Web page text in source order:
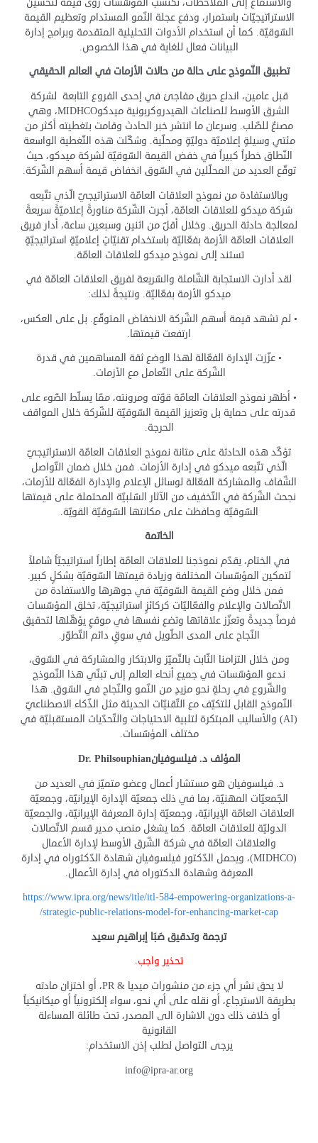
الاستراتيجيّات باستمرار، ودفع عجلة النّمو المستدام وتعظيم القيمة
السّوقيّة. كما أن استخدام الأدوات التحليلية المتقدمة وبرامج إدارة
البيانات فعال للغاية في هذا الخصوص.
تطبيق النّموذج على حالة من حالات الأزمات في العالم الحقيقي
قبل عامين، اندلع حريق مفاجئ في إحدى الفروع التابعة لشركة
الشرق الأوسط للصناعات الهيدروكربونية ميدكوMIDHCO، وهي
مصنعٌ للصّلب. وسرعان ما انتشر خبر الحادث وقامت بتغطيته أكثر من
مئتي وسيلةٍ إعلاميّة دوليّةٍ ومحلّية. وشكّلت هذه التّغطية الواسعة
النّطاق خطراً كبيراً في خفض القيمة السّوقيّة لشركة ميدكو، حيث
توقّع العديد من المحلّلين في السّوق انخفاض قيمة أسهم الشّركة.
وبالاستفادة من نموذج العلاقات العامّة الاستراتيجيّ الّذي تتّبعه
شركة ميدكو للعلاقات العامّة، أجرت الشّركة مناورةً إعلاميّةً سريعةً
لمعالجة حادثة الحريق. وخلال أقلّ من اثنين وسبعين ساعة، أدار فريق
العلاقات العامّة الأزمة بفعّاليّة باستخدام تقنيّاتٍ إعلاميّةٍ استراتيجيّةٍ
تستند إلى نموذج ميدكو للعلاقات العامّة.
لقد أدارت الاستجابة الشّاملة والسّريعة لفريق العلاقات العامّة في
ميدكو الأزمة بفعّاليّة. ونتيجةً لذلك:
• لم تشهد قيمة أسهم الشّركة الانخفاض المتوقّع. بل على العكس،
ارتفعت قيمتها.
• عزّزت الإدارة الفعّالة لهذا الوضع ثقة المساهمين في قدرة
الشّركة على التّعامل مع الأزمات.
• أظهر نموذج العلاقات العامّة قوّته ومرونته، ممّا يسلّط الضّوء على
قدرته على حماية بل وتعزيز القيمة السّوقيّة للشّركة خلال المواقف
الحرجة.
تؤكّد هذه الحادثة على متانة نموذج العلاقات العامّة الاستراتيجيّ
الّذي تتّبعه ميدكو في إدارة الأزمات. فمن خلال ضمان التّواصل
الشّفاف والمشاركة الفعّالة لوسائل الإعلام والإدارة الفعّالة للأزمات،
نجحت الشّركة في التّخفيف من الآثار السّلبيّة المحتملة على قيمتها
السّوقيّة وحافظت على مكانتها السّوقيّة القويّة.
الخاتمة
في الختام، يقدّم نموذجنا للعلاقات العامّة إطاراً استراتيجيّاً شاملاً
لتمكين المؤسّسات المختلفة وزيادة قيمتها السّوقيّة بشكلٍ كبير.
فمن خلال وضع القيمة السّوقيّة في جوهرها والاستفادة من
الاتّصالات والإعلام والفعّاليّات كركائزٍ استراتيجيّة، تخلق المؤسّسات
فرصاً جديدةً وتعزّز علاقاتها وتضع نفسها في موقعٍ يؤهّلها لتحقيق
النّجاح على المدى الطّويل في سوقٍ دائم التّطوّر.
ومن خلال التزامنا الثّابت بالتّميّز والابتكار والمشاركة في السّوق،
ندعو المؤسّسات في جميع أنحاء العالم إلى تبنّي هذا النّموذج
والشّروع في رحلةٍ نحو مزيدٍ من النّمو والنّجاح في السّوق. هذا
النّموذج القابل للتكيّف مع التّقنيّات الحديثة مثل الذّكاء الاصطناعيّ
(AI) والأساليب المبتكرة لتلبية الاحتياجات والتّحدّيات المستقبليّة في
مختلف المؤسّسات.
المؤلف د. فيلسوفيانDr. Philsouphian
د. فيلسوفيان هو مستشار أعمال وعضو متميّز في العديد من
الجّمعيّات المهنيّة، بما في ذلك جمعيّة الإدارة الإيرانيّة، وجمعيّة
العلاقات العامّة الإيرانيّة، وجمعيّة إدارة المعرفة الإيرانيّة، والجمعيّة
الدوليّة للعلاقات العامّة. كما يشغل منصب مدير قسم الاتّصالات
والعلاقات العامّة في شركة الشّرق الأوسط لإدارة الأعمال
(MIDHCO)، ويحمل الدّكتور فيلسوفيان شهادة الدّكتوراه في إدارة
المعرفة وشهادة الدكتوراه في إدارة الأعمال.
https://www.ipra.org/news/itle/itl-584-empowering-organizations-a-
strategic-public-relations-model-for-enhancing-market-cap/
ترجمة وتدقيق صَبَا إبراهيم سعيد
تحذير واجب.
لا يحق نشر أي جزء من منشورات ميديا & PR، أو اختزان مادته
بطريقة الاسترجاع، أو نقله على أي نحو، سواء إلكترونياً أو ميكانيكياً
أو خلاف ذلك دون الاشارة الى المصدر، تحت طائلة المساءلة
القانونية
يرجى التواصل لطلب إذن الاستخدام:
info@ipra-ar.org